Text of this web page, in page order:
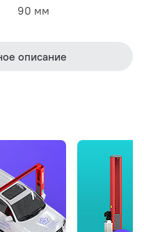
90 мм
2850 мм
712 - 1285 мм
704 кг
описание